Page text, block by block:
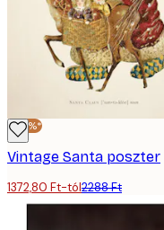
-40%*
Vintage Santa poszter
1372,80 Ft-tól2288 Ft